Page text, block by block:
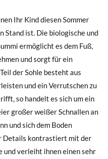
Ihr Kind diesen Sommer
Stand ist. Die biologische und
ermöglicht es dem Fuß,
und sorgt für ein
der Sohle besteht aus
und ein Verrutschen zu
so handelt es sich um ein
großer weißer Schnallen an
und sich dem Boden
Details kontrastiert mit der
und verleiht ihnen einen sehr